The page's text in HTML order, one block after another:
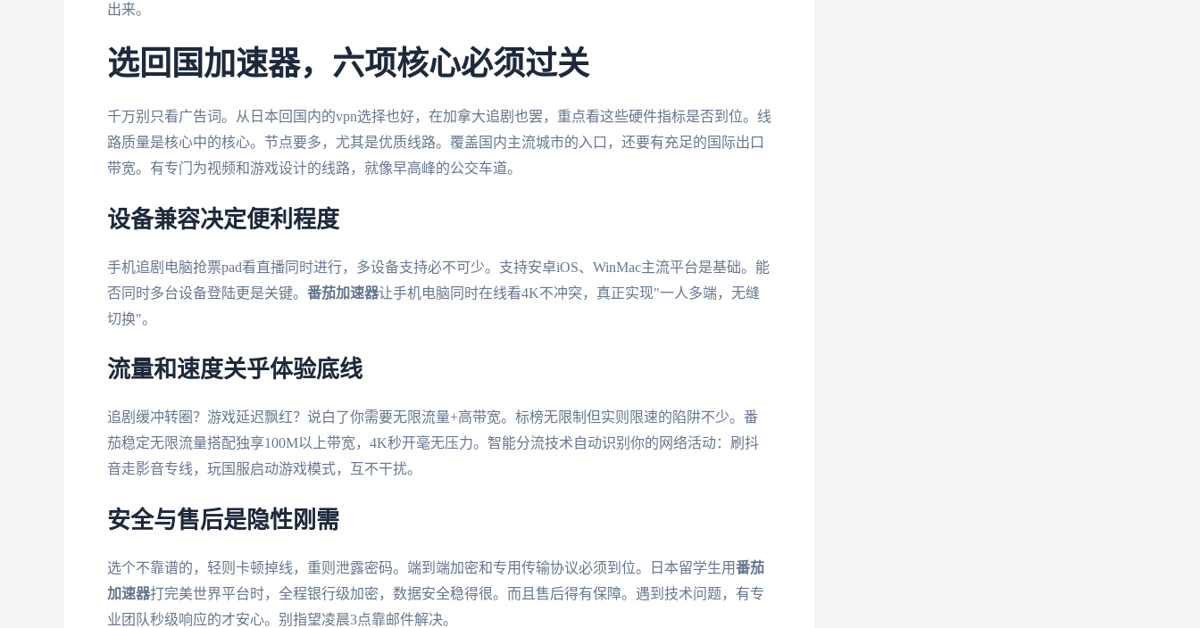
出来。
选回国加速器，六项核心必须过关
千万别只看广告词。从日本回国内的vpn选择也好，在加拿大追剧也罢，重点看这些硬件指标是否到位。线
路质量是核心中的核心。节点要多，尤其是优质线路。覆盖国内主流城市的入口，还要有充足的国际出口
带宽。有专门为视频和游戏设计的线路，就像早高峰的公交车道。
设备兼容决定便利程度
手机追剧电脑抢票pad看直播同时进行，多设备支持必不可少。支持安卓iOS、WinMac主流平台是基础。能
否同时多台设备登陆更是关键。 番茄加速器让手机电脑同时在线看4K不冲突，真正实现"一人多端，无缝
切换"。
流量和速度关乎体验底线
追剧缓冲转圈？游戏延迟飘红？说白了你需要无限流量+高带宽。标榜无限制但实则限速的陷阱不少。番
茄稳定无限流量搭配独享100M以上带宽，4K秒开毫无压力。智能分流技术自动识别你的网络活动：刷抖
音走影音专线，玩国服启动游戏模式，互不干扰。
安全与售后是隐性刚需
选个不靠谱的，轻则卡顿掉线，重则泄露密码。端到端加密和专用传输协议必须到位。日本留学生用番茄
加速器打完美世界平台时，全程银行级加密，数据安全稳得很。而且售后得有保障。遇到技术问题，有专
业团队秒级响应的才安心。别指望凌晨3点靠邮件解决。